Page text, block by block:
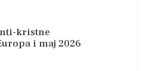
kristne
i maj 2026